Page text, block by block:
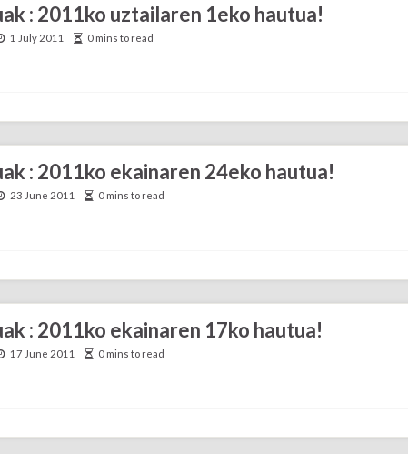
: 2011ko uztailaren 1eko hautua!
1 July 2011 0 mins to read
: 2011ko ekainaren 24eko hautua!
23 June 2011 0 mins to read
: 2011ko ekainaren 17ko hautua!
17 June 2011 0 mins to read